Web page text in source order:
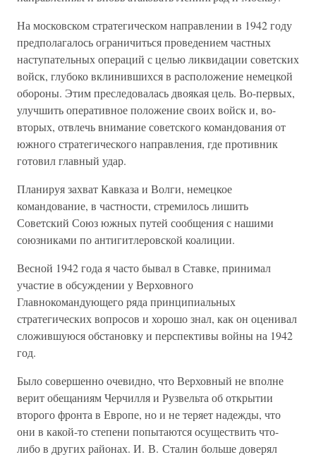
На московском стратегическом направлении в 1942 году
предполагалось ограничиться проведением частных
наступательных операций с целью ликвидации советских
войск, глубоко вклинившихся в расположение немецкой
обороны. Этим преследовалась двоякая цель. Во-первых,
улучшить оперативное положение своих войск и, во-
вторых, отвлечь внимание советского командования от
южного стратегического направления, где противник
готовил главный удар.
Планируя захват Кавказа и Волги, немецкое
командование, в частности, стремилось лишить
Советский Союз южных путей сообщения с нашими
союзниками по антигитлеровской коалиции.
Весной 1942 года я часто бывал в Ставке, принимал
участие в обсуждении у Верховного
Главнокомандующего ряда принципиальных
стратегических вопросов и хорошо знал, как он оценивал
сложившуюся обстановку и перспективы войны на 1942
год.
Было совершенно очевидно, что Верховный не вполне
верит обещаниям Черчилля и Рузвельта об открытии
второго фронта в Европе, но и не теряет надежды, что
они в какой-то степени попытаются осуществить что-
либо в других районах. И. В. Сталин больше доверял